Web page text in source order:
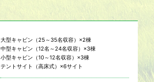
大型キャビン（25～35名収容）×2棟
中型キャビン（12名～24名収容）×3棟
小型キャビン（10～12名収容）×3棟
テントサイト（高床式）×6サイト